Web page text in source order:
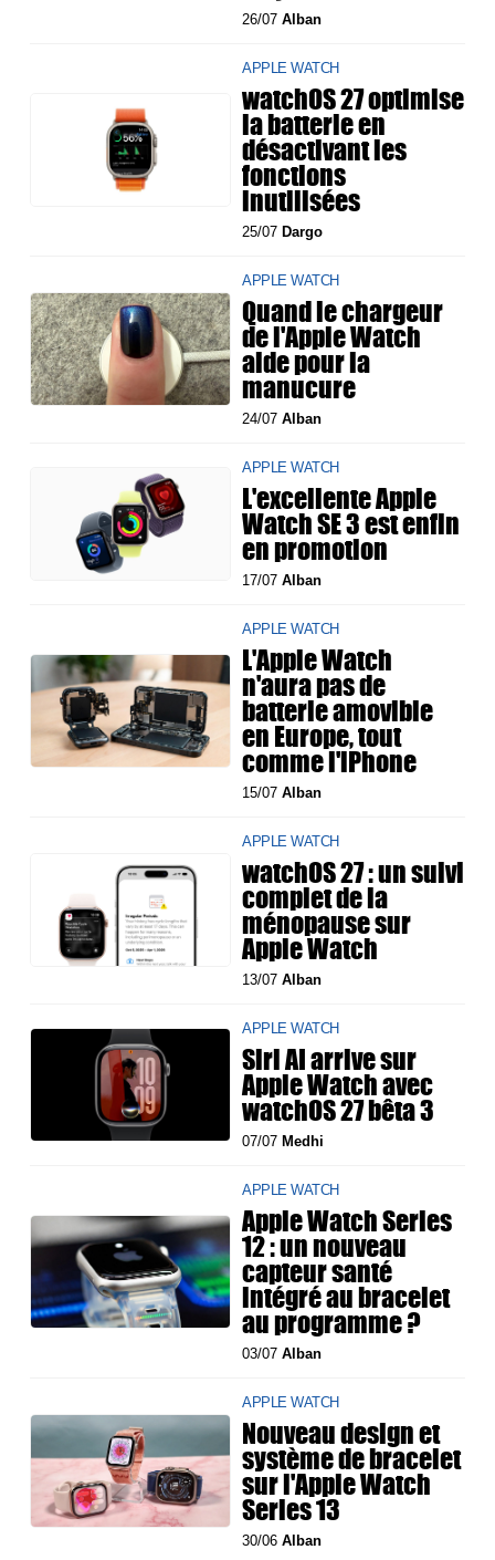
26/07Alban
APPLE WATCH
watchOS 27 optimise
la batterie en
désactivant les
fonctions
inutilisées
25/07Dargo
APPLE WATCH
Quand le chargeur
de l'Apple Watch
aide pour la
manucure
24/07Alban
APPLE WATCH
L'excellente Apple
Watch SE 3 est enfin
en promotion
17/07Alban
APPLE WATCH
L'Apple Watch
n'aura pas de
batterie amovible
en Europe, tout
comme l'iPhone
15/07Alban
APPLE WATCH
watchOS 27 : un suivi
complet de la
ménopause sur
Apple Watch
13/07Alban
APPLE WATCH
Siri AI arrive sur
Apple Watch avec
watchOS 27 bêta 3
07/07Medhi
APPLE WATCH
Apple Watch Series
12 : un nouveau
capteur santé
intégré au bracelet
au programme ?
03/07Alban
APPLE WATCH
Nouveau design et
système de bracelet
sur l'Apple Watch
Series 13
30/06Alban